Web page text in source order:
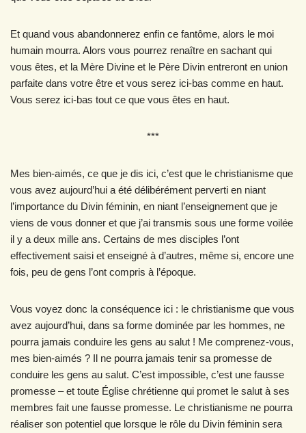
Et quand vous abandonnerez enfin ce fantôme, alors le moi
humain mourra. Alors vous pourrez renaître en sachant qui
vous êtes, et la Mère Divine et le Père Divin entreront en union
parfaite dans votre être et vous serez ici-bas comme en haut.
Vous serez ici-bas tout ce que vous êtes en haut.
***
Mes bien-aimés, ce que je dis ici, c’est que le christianisme que
vous avez aujourd’hui a été délibérément perverti en niant
l’importance du Divin féminin, en niant l’enseignement que je
viens de vous donner et que j’ai transmis sous une forme voilée
il y a deux mille ans. Certains de mes disciples l’ont
effectivement saisi et enseigné à d’autres, même si, encore une
fois, peu de gens l’ont compris à l’époque.
Vous voyez donc la conséquence ici : le christianisme que vous
avez aujourd’hui, dans sa forme dominée par les hommes, ne
pourra jamais conduire les gens au salut ! Me comprenez-vous,
mes bien-aimés ? Il ne pourra jamais tenir sa promesse de
conduire les gens au salut. C’est impossible, c’est une fausse
promesse – et toute Église chrétienne qui promet le salut à ses
membres fait une fausse promesse. Le christianisme ne pourra
réaliser son potentiel que lorsque le rôle du Divin féminin sera